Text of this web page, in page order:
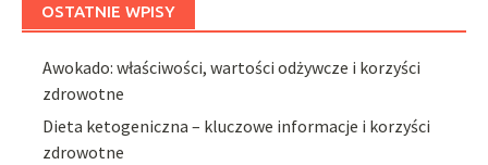
OSTATNIE WPISY
Awokado: właściwości, wartości odżywcze i korzyści
zdrowotne
Dieta ketogeniczna – kluczowe informacje i korzyści
zdrowotne